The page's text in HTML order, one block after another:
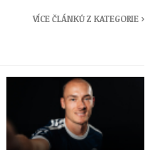
VÍCE ČLÁNKŮ Z KATEGORIE ›